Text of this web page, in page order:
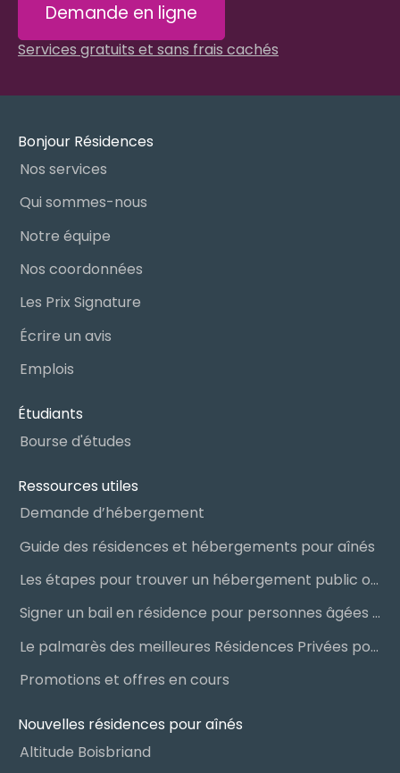
Demande en ligne
Services gratuits et sans frais cachés
Bonjour Résidences
Nos services
Qui sommes-nous
Notre équipe
Nos coordonnées
Les Prix Signature
Écrire un avis
Emplois
Étudiants
Bourse d'études
Ressources utiles
Demande d’hébergement
Guide des résidences et hébergements pour aînés
Les étapes pour trouver un hébergement public ou privé
Signer un bail en résidence pour personnes âgées (RPA) : ce qu’il faut savoir
Le palmarès des meilleures Résidences Privées pour Aînés (RPA)
Promotions et offres en cours
Nouvelles résidences pour aînés
Altitude Boisbriand